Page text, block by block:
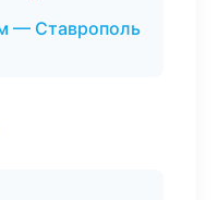
— Ставрополь